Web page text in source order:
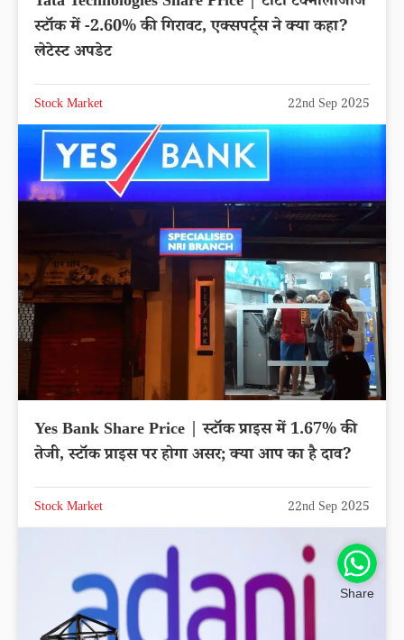
स्टॉक में -2.60% की गिरावट, एक्सपर्ट्स ने क्या कहा?
लेटेस्ट अपडेट
Stock Market 22nd Sep 2025
Yes Bank Share Price | स्टॉक प्राइस में 1.67% की
तेजी, स्टॉक प्राइस पर होगा असर; क्या आप का है दाव?
Stock Market 22nd Sep 2025
Share